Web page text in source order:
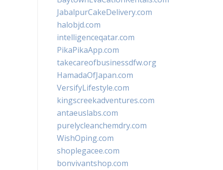
JabalpurCakeDelivery.com
halobjd.com
intelligenceqatar.com
PikaPikaApp.com
takecareofbusinessdfw.org
HamadaOfJapan.com
VersifyLifestyle.com
kingscreekadventures.com
antaeuslabs.com
purelycleanchemdry.com
WishOping.com
shoplegacee.com
bonvivantshop.com